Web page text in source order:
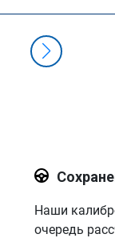
Наши
очередь